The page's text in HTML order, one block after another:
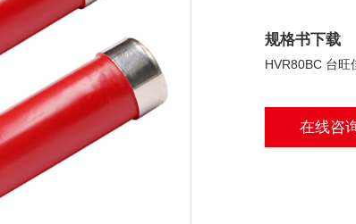
规格书下载
HVR80BC 台旺
在线咨